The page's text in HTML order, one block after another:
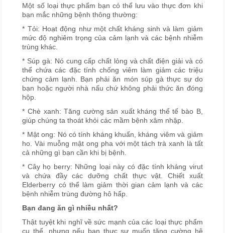
Một số loại thực phẩm bạn có thể lưu vào thực đơn khi
bạn mắc những bệnh thông thường:
* Tỏi: Hoạt động như một chất kháng sinh và làm giảm
mức độ nghiêm trọng của cảm lạnh và các bệnh nhiễm
trùng khác.
* Súp gà: Nó cung cấp chất lỏng và chất điện giải và có
thể chứa các đặc tính chống viêm làm giảm các triệu
chứng cảm lạnh. Bạn phải ăn món súp gà thực sự do
bạn hoặc người nhà nấu chứ không phải thức ăn đóng
hộp.
* Chè xanh: Tăng cường sản xuất kháng thể tế bào B,
giúp chúng ta thoát khỏi các mầm bệnh xâm nhập.
* Mật ong: Nó có tính kháng khuẩn, kháng viêm và giảm
ho. Vài muỗng mật ong pha với một tách trà xanh là tất
cả những gì bạn cần khi bị bệnh.
* Cây họ berry: Những loại này có đặc tính kháng virut
và chứa đầy các dưỡng chất thực vật. Chiết xuất
Elderberry có thể làm giảm thời gian cảm lạnh và các
bệnh nhiễm trùng đường hô hấp.
Bạn đang ăn gì nhiều nhất?
Thật tuyệt khi nghĩ về sức mạnh của các loại thực phẩm
cụ thể, nhưng nếu bạn thực sự muốn tăng cường hệ